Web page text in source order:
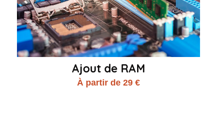
Ajout de RAM
À partir de 29 €